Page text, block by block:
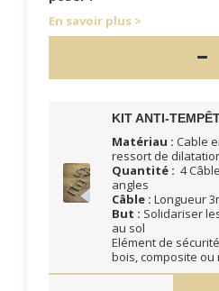
En savoir plus
KIT ANTI-
Matériau : Cable
ressort de
Quantité : 4
angles
Câble : Longueur
But : Solidariser
au sol
Elément de
bois, composite ou